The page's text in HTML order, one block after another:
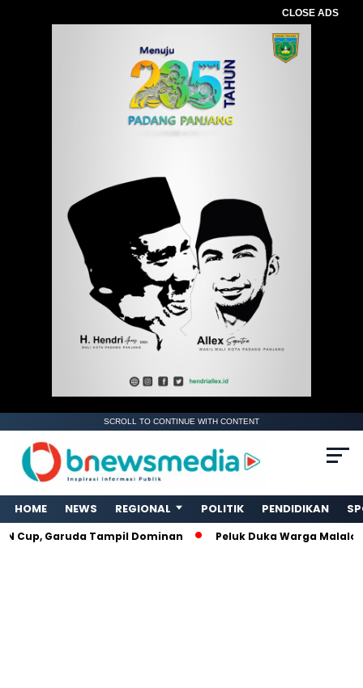
CLOSE ADS
SCROLL TO CONTINUE WITH CONTENT
HOME NEWS REGIONAL POLITIK PENDIDIKAN
Garuda Tampil Dominan Peluk Duka Warga Malalo,
. Ukuran gambar 480px x 600px